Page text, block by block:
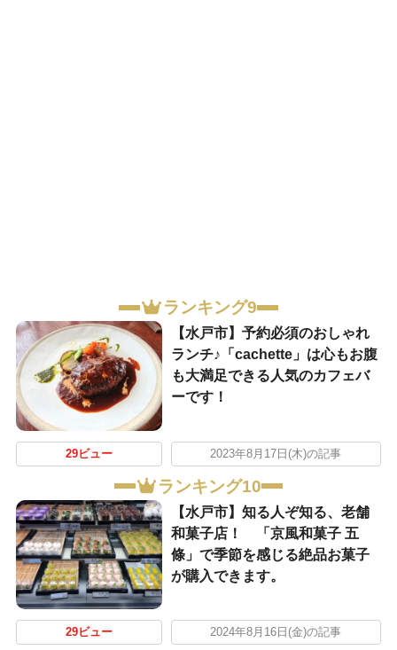
ランキング9
【水戸市】予約必須のおしゃれ
ランチ♪「cachette」は心もお腹
も大満足できる人気のカフェバ
ーです！
29ビュー 2023年8月17日(木)の記事
ランキング10
【水戸市】知る人ぞ知る、老舗
和菓子店！ 「京風和菓子 五
條」で季節を感じる絶品お菓子
が購入できます。
29ビュー 2024年8月16日(金)の記事